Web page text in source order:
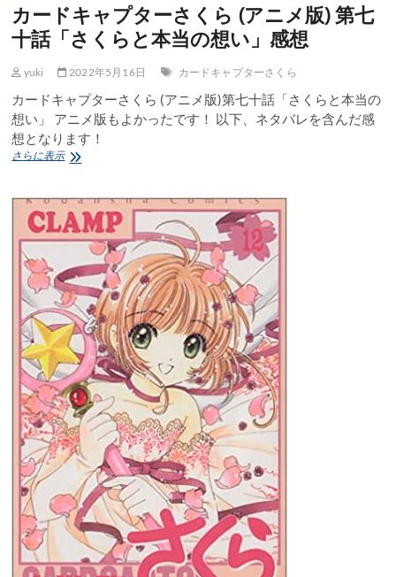
れ
た
カ
ド
カードキャプターさくら (アニメ版) 第七
十話「さくらと本当の想い」感想
yuki 2022年5月16日 カードキャプターさくら
カードキャプターさくら (アニメ版)第七十話「さくらと本当の
想い」 アニメ版もよかったです！ 以下、ネタバレを含んだ感
想となります！
さらに表示カ
キ
ャ
プ
ー
さ
く
ら
(ア
ニ
メ
版)
第
七
十
話
「さ
ら
と
本
当
想